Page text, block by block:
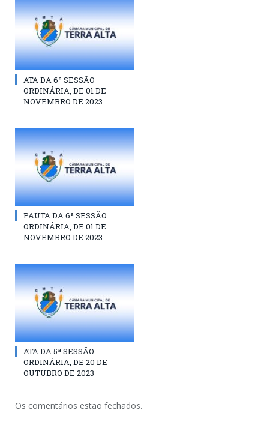
ATA DA 6ª SESSÃO
ORDINÁRIA, DE 01 DE
NOVEMBRO DE 2023
PAUTA DA 6ª SESSÃO
ORDINÁRIA, DE 01 DE
NOVEMBRO DE 2023
ATA DA 5ª SESSÃO
ORDINÁRIA, DE 20 DE
OUTUBRO DE 2023
Os comentários estão fechados.